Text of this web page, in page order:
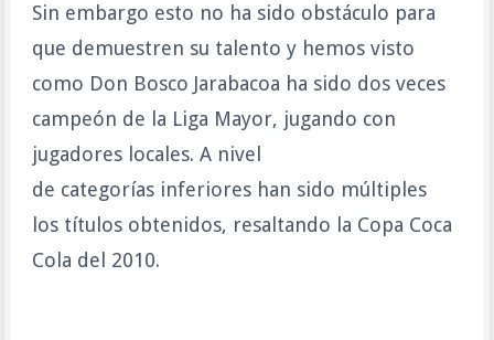
Sin embargo esto no ha sido obstáculo para
que demuestren su talento y hemos visto
como Don Bosco Jarabacoa ha sido dos veces
campeón de la Liga Mayor, jugando con
jugadores locales. A nivel
de categorías inferiores han sido múltiples
los títulos obtenidos, resaltando la Copa Coca
Cola del 2010.